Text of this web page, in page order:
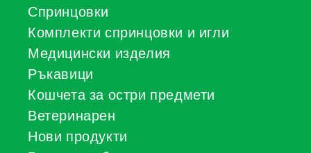
Спринцовки
Комплекти спринцовки и игли
Медицински изделия
Ръкавици
Кошчета за остри предмети
Ветеринарен
Нови продукти